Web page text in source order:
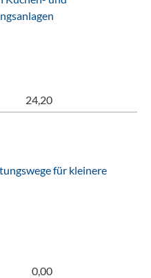
24,20
für kleinere
0,00